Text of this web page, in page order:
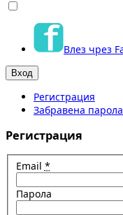
Влез чрез
Регистрация
Забравена
Регистрация
Email *
Парола